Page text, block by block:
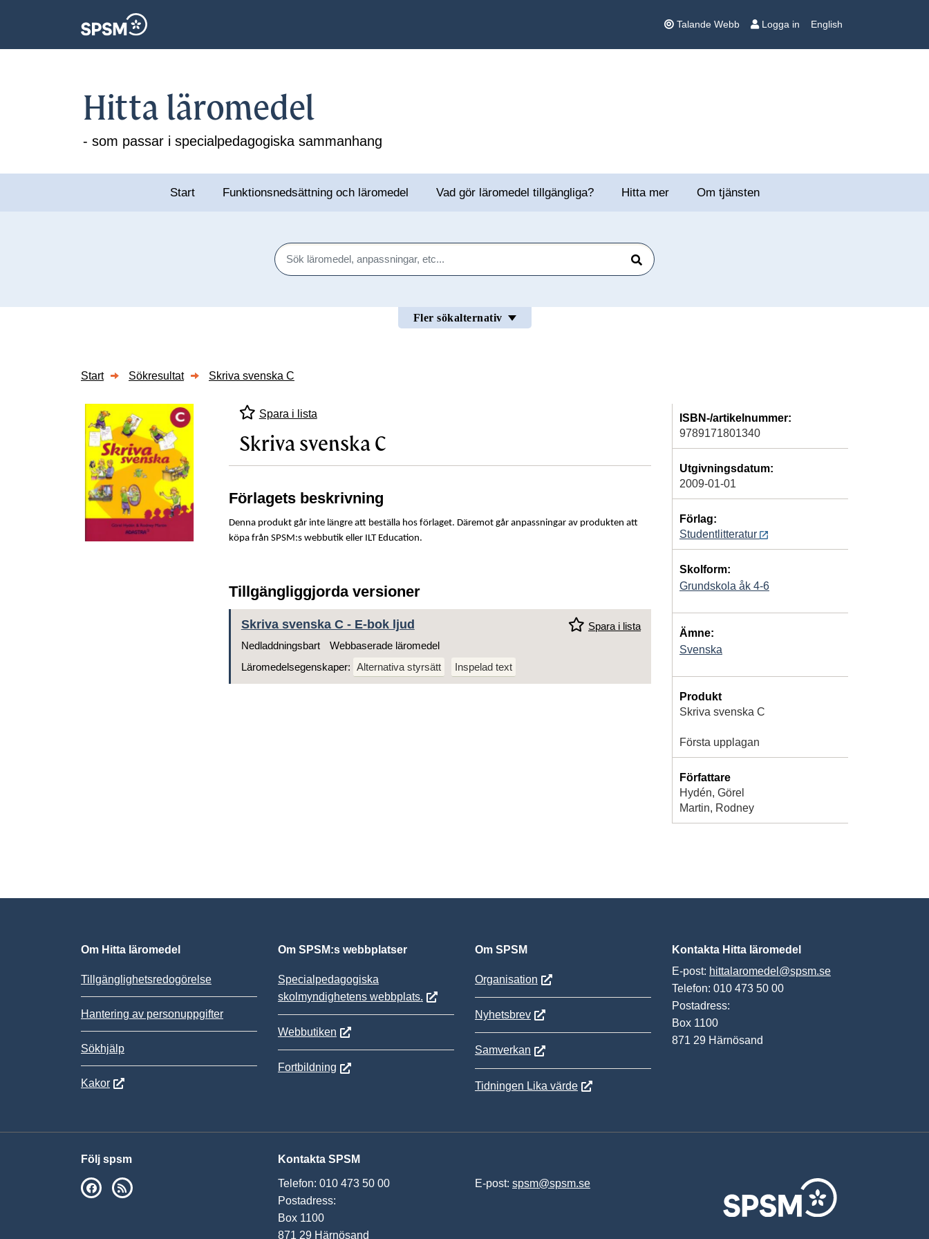
Talande Webb Logga in English
Hitta läromedel
- som passar i specialpedagogiska sammanhang
Start Funktionsnedsättning och läromedel Vad gör läromedel tillgängliga? Hitta mer Om tjänsten
Sök
Sök
Fler sökalternativ
Start Sökresultat Skriva svenska C
Spara i lista
Skriva svenska C
Förlagets beskrivning
Denna produkt går inte längre att beställa hos förlaget. Däremot går anpassningar av produkten att
köpa från SPSM:s webbutik eller ILT Education.
Tillgängliggjorda versioner
Skriva svenska C - E-bok ljud
Spara i lista
Nedladdningsbart
Webbaserade läromedel
Läromedelsegenskaper: Alternativa styrsätt Inspelad text
ISBN-/artikelnummer:
9789171801340
Utgivningsdatum:
2009-01-01
Förlag:
Studentlitteratur
Skolform:
Grundskola åk 4-6
Ämne:
Svenska
Produkt
Skriva svenska C
Första upplagan
Författare
Hydén, Görel
Martin, Rodney
Om Hitta läromedel
Tillgänglighetsredogörelse
Hantering av personuppgifter
Sökhjälp
Kakor
Om SPSM:s webbplatser
Specialpedagogiska
skolmyndighetens webbplats.
Webbutiken
Fortbildning
Om SPSM
Organisation
Nyhetsbrev
Samverkan
Tidningen Lika värde
Kontakta Hitta läromedel
E-post: hittalaromedel@spsm.se
Telefon: 010 473 50 00
Postadress:
Box 1100
871 29 Härnösand
Följ spsm
SPSM på Facebook
Kontakta SPSM
Telefon: 010 473 50 00
Postadress:
Box 1100
871 29 Härnösand
E-post: spsm@spsm.se